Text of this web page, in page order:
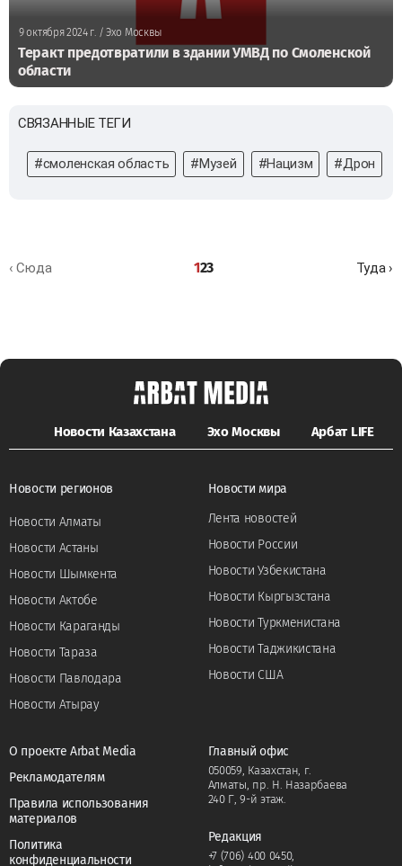
9 октября 2024 г./ Эхо Москвы
Теракт предотвратили в здании УМВД по Смоленской
области
СВЯЗАННЫЕ ТЕГИ
#смоленская область #Музей #Нацизм #Дрон
‹ Сюда 123 Туда ›
Новости Казахстана Эхо Москвы Арбат LIFE
Новости регионов
Новости Алматы
Новости Астаны
Новости Шымкента
Новости Актобе
Новости Караганды
Новости Тараза
Новости Павлодара
Новости Атырау
Новости мира
Лента новостей
Новости России
Новости Узбекистана
Новости Кыргызстана
Новости Туркменистана
Новости Таджикистана
Новости США
О проекте Arbat Media
Рекламодателям
Правила использования
материалов
Политика
конфиденциальности
Главный офис
050059, Казахстан, г.
Алматы, пр. Н. Назарбаева
240 Г, 9-й этаж.
Редакция
+7 (706) 400 0450,